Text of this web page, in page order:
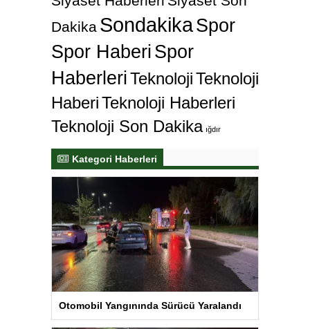
Dakika SondakikaSpor
Spor Haberi Spor
HaberleriTeknolojiTeknoloji
HaberiTeknoloji Haberleri
Teknoloji Son Dakika ığdır
Kategori Haberleri
Otomobil Yangınında Sürücü Yaralandı